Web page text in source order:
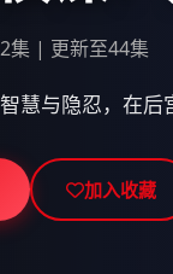
集 | 更新至44集
加入收藏
加入收藏
加入收藏